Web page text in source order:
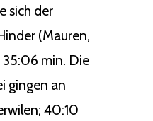
sich der
(Mauren,
min. Die
gingen an
40:10